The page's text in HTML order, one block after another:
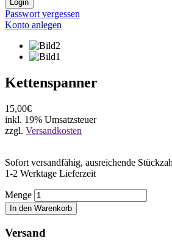
Login
Passwort vergessen
Konto anlegen
Kettenspanner
15,00€
inkl. 19% Umsatzsteuer
zzgl. Versandkosten
Sofort versandfähig, ausreichende
1-2 Werktage Lieferzeit
Menge
In den Warenkorb
Versand